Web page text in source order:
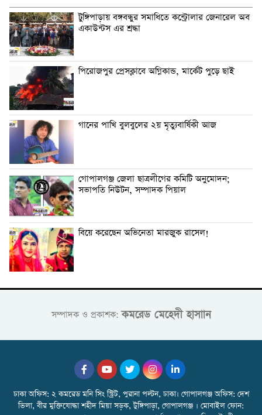
টুঙ্গিপাড়ায় বঙ্গবন্ধুর সমাধিতে কন্ট্রোলার জেনারেল অব
একাউন্টস এর শ্রদ্ধা
পিরোজপুর প্রেসক্লাবে অগ্নিকান্ড, মার্কেট পুড়ে ছাই
গানের পাখি বুলবুলের ২য় মৃত্যুবার্ষিকী আজ
গোপালগঞ্জ জেলা ছাত্রলীগের কমিটি অনুমোদন;
সভাপতি নিউটন, সম্পাদক পিয়াল
বিয়ে করেছেন অভিনেতা মারজুক রাসেল!
সম্পাদক ও প্রকাশক:কমরেড মেহেদী হাসাান
ঢাকা অফিস: ২ কমরেড মনি সিং স্ট্রিট, পুরানা পল্টন, ঢাকা। গোপালগঞ্জ অফিস: দেশ
ভিলা, বীর মুক্তিযোদ্ধা শহীদ মিয়া সড়ক, টুঙ্গিপাড়া, গোপালগঞ্জ । মোবাইল ফোন: